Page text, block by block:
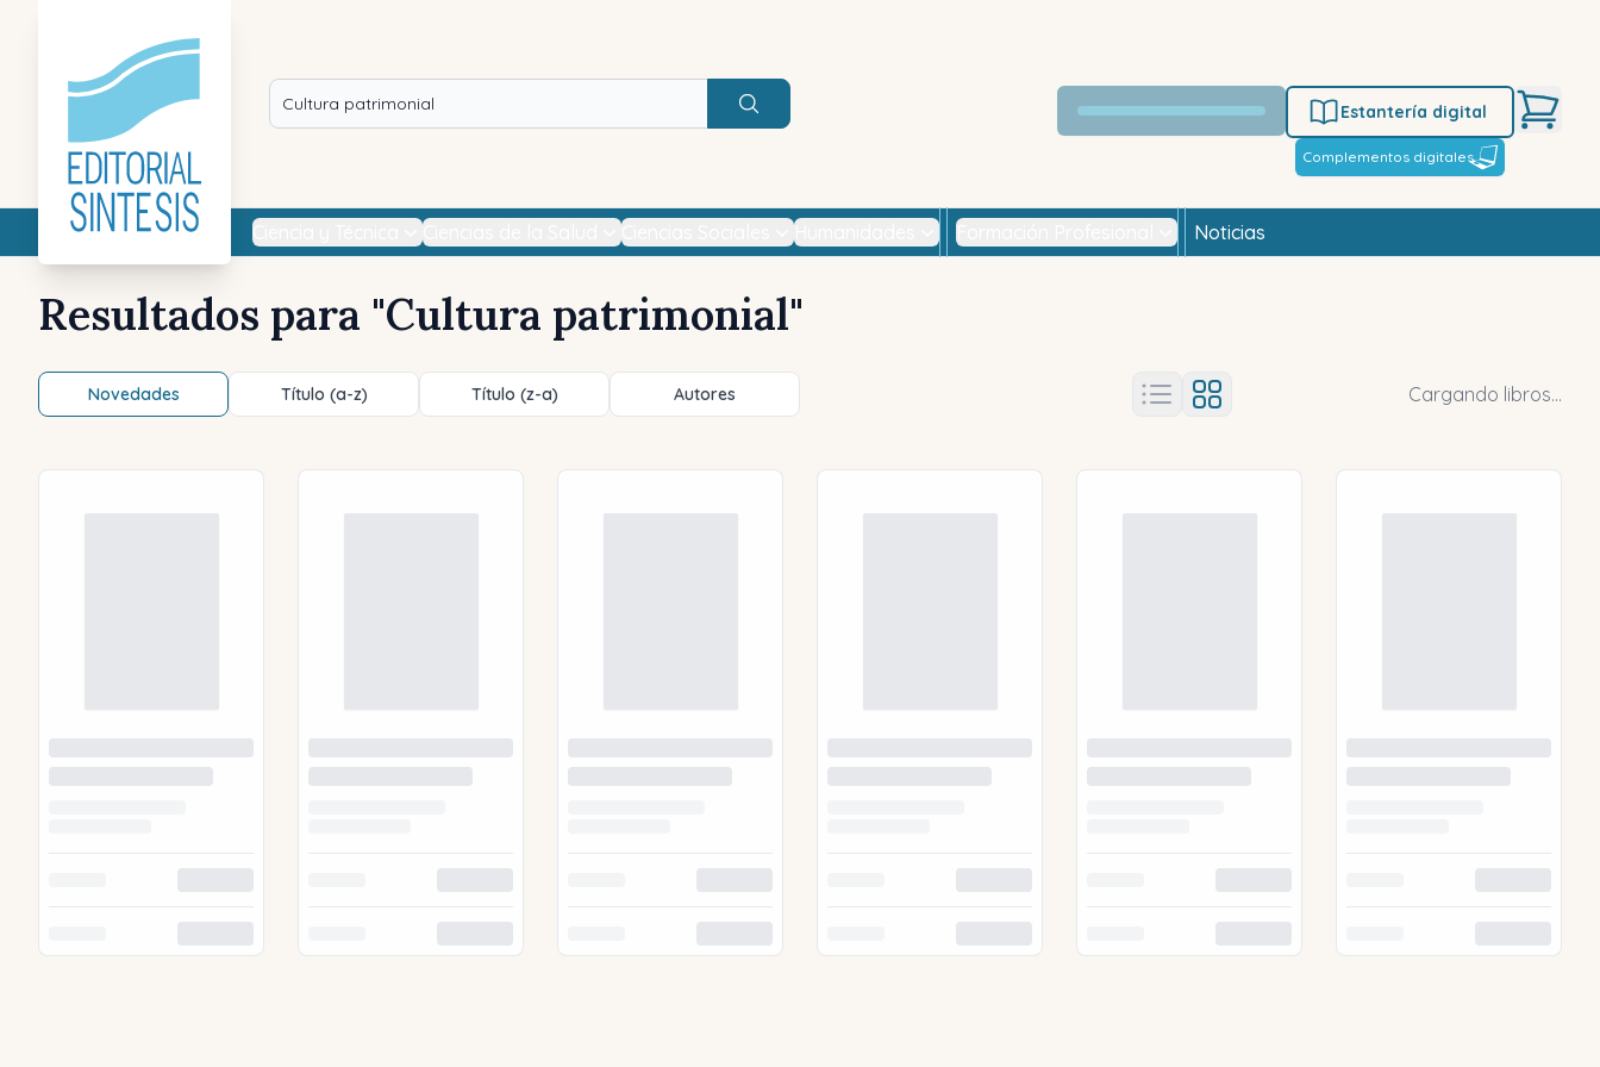
Buscar
Estantería digital
Complementos digitales
Noticias
Resultados para "Cultura patrimonial"
Novedades Título (a-z) Título (z-a) Autores Cargando libros...